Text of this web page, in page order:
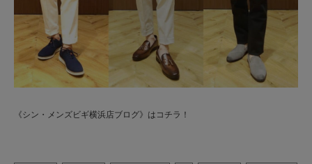
《シン・メンズビギ横浜店ブログ》はコチラ！